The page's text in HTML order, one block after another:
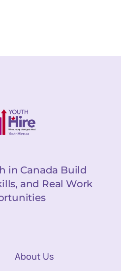
in Canada Build
and Real Work
About Us